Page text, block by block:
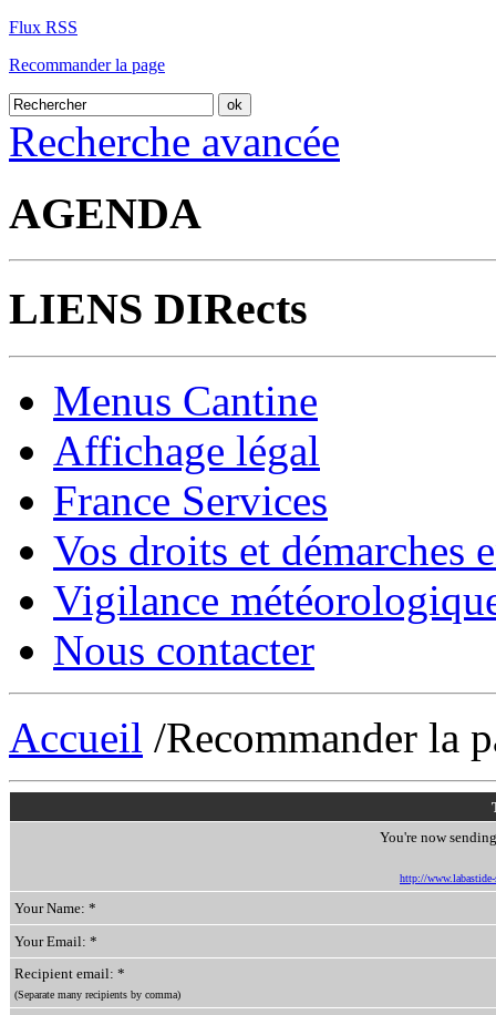
Flux RSS
Recommander la page
Recherche avancée
AGENDA
LIENS DIRects
Menus Cantine
Affichage légal
France Services
Vos droits et démarches
Vigilance
Nous contacter
Accueil /Recommander la
You're now
http://
Your Name: *
Your Email: *
Recipient email: *
(Separate many recipients by comma)